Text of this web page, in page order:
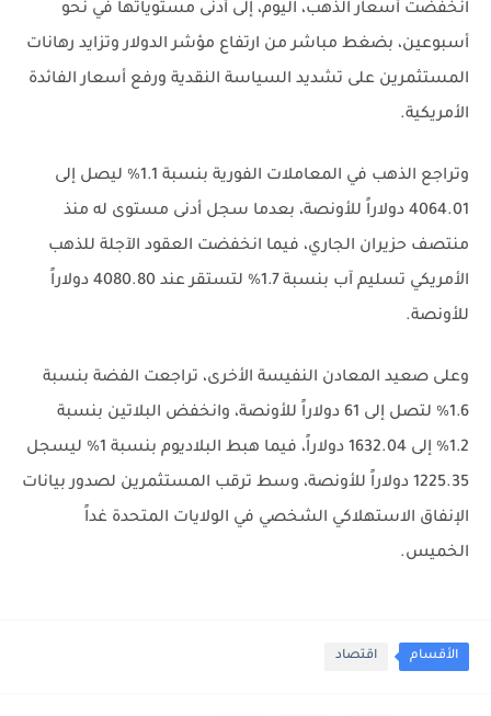
انخفضت أسعار الذهب، اليوم، إلى أدنى مستوياتها في نحو
أسبوعين، بضغط مباشر من ارتفاع مؤشر الدولار وتزايد رهانات
المستثمرين على تشديد السياسة النقدية ورفع أسعار الفائدة
الأمريكية.
وتراجع الذهب في المعاملات الفورية بنسبة 1.1% ليصل إلى
4064.01 دولاراً للأونصة، بعدما سجل أدنى مستوى له منذ
منتصف حزيران الجاري، فيما انخفضت العقود الآجلة للذهب
الأمريكي تسليم آب بنسبة 1.7% لتستقر عند 4080.80 دولاراً
للأونصة.
وعلى صعيد المعادن النفيسة الأخرى، تراجعت الفضة بنسبة
1.6% لتصل إلى 61 دولاراً للأونصة، وانخفض البلاتين بنسبة
1.2% إلى 1632.04 دولاراً، فيما هبط البلاديوم بنسبة 1% ليسجل
1225.35 دولاراً للأونصة، وسط ترقب المستثمرين لصدور بيانات
الإنفاق الاستهلاكي الشخصي في الولايات المتحدة غداً
الخميس.
الأقسام اقتصاد